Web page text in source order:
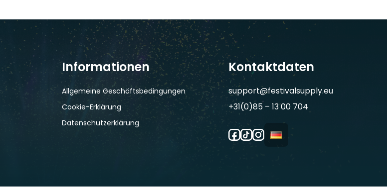
Informationen
Allgemeine Geschäftsbedingungen
Cookie-Erklärung
Datenschutzerklärung
Kontaktdaten
support@festivalsupply.eu
+31(0)85 – 13 00 704